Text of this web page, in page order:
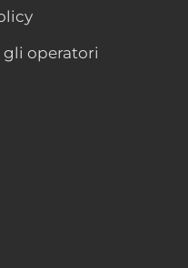
operatori